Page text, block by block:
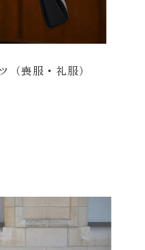
喪服・礼服）